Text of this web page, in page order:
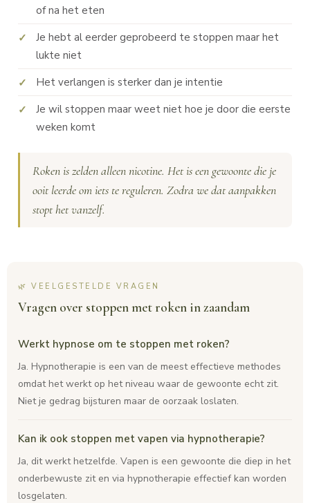
of na het eten
Je hebt al eerder geprobeerd te stoppen maar het
lukte niet
Het verlangen is sterker dan je intentie
Je wil stoppen maar weet niet hoe je door die eerste
weken komt
Roken is zelden alleen nicotine. Het is een gewoonte die je
ooit leerde om iets te reguleren. Zodra we dat aanpakken
stopt het vanzelf.
🌿 VEELGESTELDE VRAGEN
Vragen over stoppen met roken in zaandam
Werkt hypnose om te stoppen met roken?
Ja. Hypnotherapie is een van de meest effectieve methodes
omdat het werkt op het niveau waar de gewoonte echt zit.
Niet je gedrag bijsturen maar de oorzaak loslaten.
Kan ik ook stoppen met vapen via hypnotherapie?
Ja, dit werkt hetzelfde. Vapen is een gewoonte die diep in het
onderbewuste zit en via hypnotherapie effectief kan worden
losgelaten.